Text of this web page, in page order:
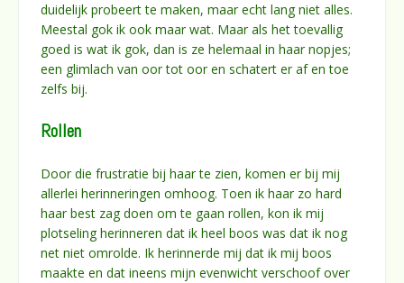
duidelijk probeert te maken, maar echt lang niet alles.
Meestal gok ik ook maar wat. Maar als het toevallig
goed is wat ik gok, dan is ze helemaal in haar nopjes;
een glimlach van oor tot oor en schatert er af en toe
zelfs bij.
Rollen
Door die frustratie bij haar te zien, komen er bij mij
allerlei herinneringen omhoog. Toen ik haar zo hard
haar best zag doen om te gaan rollen, kon ik mij
plotseling herinneren dat ik heel boos was dat ik nog
net niet omrolde. Ik herinnerde mij dat ik mij boos
maakte en dat ineens mijn evenwicht verschoof over